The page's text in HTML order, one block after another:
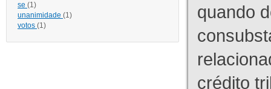
se (1)
unanimidade (1)
votos (1)
quando
crédito